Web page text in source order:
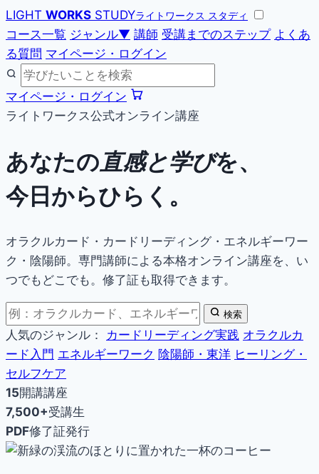
LIGHT WORKS STUDYライトワークス スタディ
コース一覧 ジャンル▼ 講師 受講までのステップ よくあ
る質問 マイページ・ログイン
マイページ・ログイン
ライトワークス公式オンライン講座
あなたの直感と学びを、
今日からひらく。
オラクルカード・カードリーディング・エネルギーワー
ク・陰陽師。専門講師による本格オンライン講座を、い
つでもどこでも。修了証も取得できます。
検索
人気のジャンル： カードリーディング実践 オラクルカ
ード入門 エネルギーワーク 陰陽師・東洋 ヒーリング・
セルフケア
15開講講座
7,500+受講生
PDF修了証発行